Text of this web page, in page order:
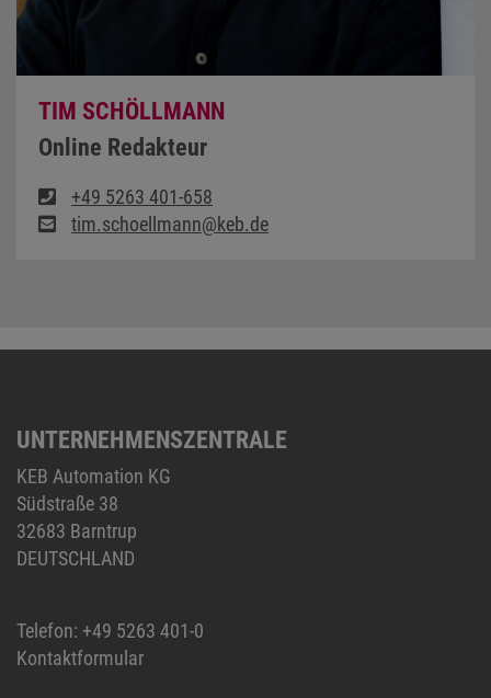
TIM SCHÖLLMANN
Online Redakteur
+49 5263 401-658
tim.schoellmann@keb.de
UNTERNEHMENSZENTRALE
KEB Automation KG
Südstraße 38
32683 Barntrup
DEUTSCHLAND
Telefon: +49 5263 401-0
Kontaktformular